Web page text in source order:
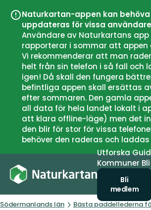
Naturkartan-appen kan behöva
uppdateras för vissa användare
Användare av Naturkartans app
rapporterar i sommar att appen
Vi rekommenderar att man
helt från sin telefon i så fall och
igen! Då skall den fungera
befintliga appen skall ersättas
efter sommaren. Den gamla
all data för hela landet lokalt i
att klara offline-läge) men det
den blir för stor för vissa
behöver den raderas och
Utforska
Kommuner
Bli
medlem
Södermanlands län Bästa paddellederna